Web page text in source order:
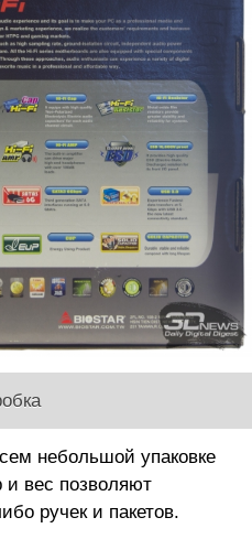
небольшой упаковке
вес позволяют
ручек и пакетов.